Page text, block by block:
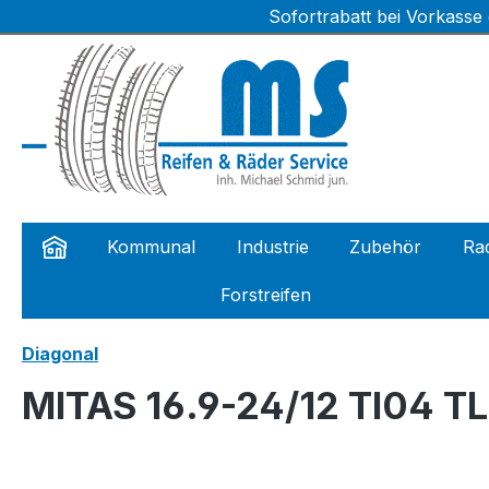
Zur Hauptnavigation springenSofortrabatt bei
Kommunal Industrie Zubehör
Forstreifen
Diagonal
MITAS 16.9-24/12 TI04